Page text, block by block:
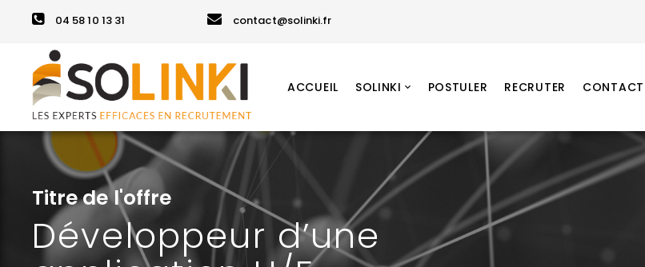
04 58 10 13 31 contact@solinki.fr
ACCUEIL SOLINKI POSTULER RECRUTER CONTACT
Titre de l'offre
Développeur d’une